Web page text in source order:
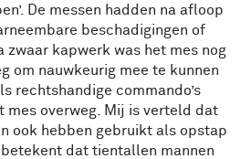
De messen hadden na afloop
beschadigingen of
zwaar kapwerk was het mes nog
om nauwkeurig mee te kunnen
rechtshandige commando’s
mes overweg. Mij is verteld dat
ook hebben gebruikt als opstap
dat tientallen mannen